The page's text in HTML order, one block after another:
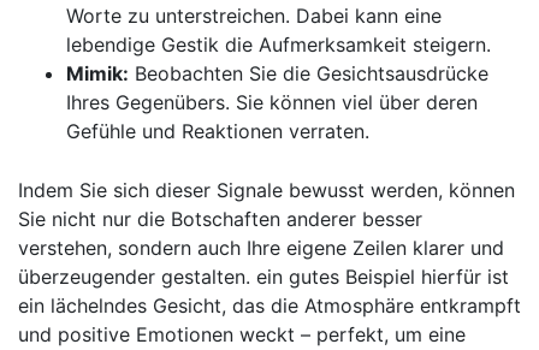
⁢Worte​ zu unterstreichen. Dabei kann eine
lebendige Gestik die Aufmerksamkeit steigern.
Mimik: Beobachten Sie‌ die Gesichtsausdrücke
Ihres Gegenübers. Sie können viel über deren
Gefühle und Reaktionen verraten.
Indem Sie sich dieser Signale⁣ bewusst werden, können⁣
Sie nicht nur die Botschaften anderer besser
verstehen, sondern auch Ihre eigene Zeilen klarer und
überzeugender gestalten. ein⁣ gutes Beispiel hierfür ist
ein lächelndes Gesicht, das die Atmosphäre entkrampft‍
und positive ⁣Emotionen weckt – ⁤perfekt, um eine